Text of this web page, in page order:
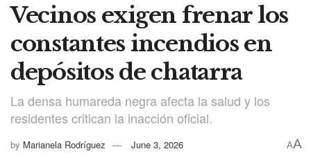
Vecinos exigen frenar los
constantes incendios en
depósitos de chatarra
La densa humareda negra afecta la salud y los
residentes critican la inacción oficial.
by Marianela Rodríguez June 3, 2026 AA